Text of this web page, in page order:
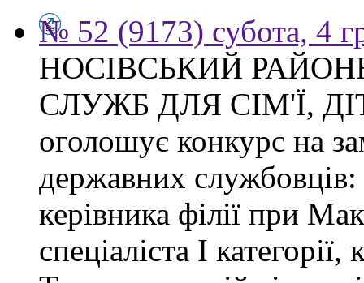
№ 52 (9173) субота, 4
НОСІВСЬКИЙ
СЛУЖБ ДЛЯ СІМ'Ї,
оголошує конкурс на
державних службовців:
керівника філії при
спеціаліста І